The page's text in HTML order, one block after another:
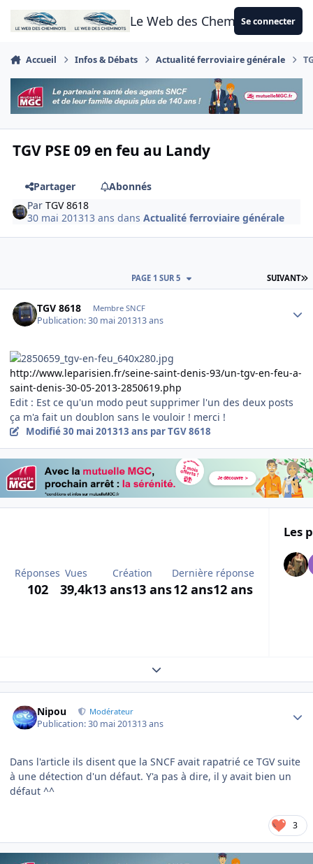
Aller au contenu
Le Web des CheminotsSe connecter
Accueil Infos & Débats Actualité ferroviaire générale
TGV PSE 09 en feu au Landy
Partager
Abonnés
ParTGV 8618
30 mai 201313 ans dansActualité ferroviaire générale
SUIVANT
PAGE 1 SUR 5
TGV 8618 Membre SNCF
Publication:30 mai 201313 ans
http://www.leparisien.fr/seine-saint-denis-93/un-tgv-en-feu-a-
saint-denis-30-05-2013-2850619.php
Edit : Est ce qu'un modo peut supprimer l'un des deux posts
ça m'a fait un doublon sans le vouloir ! merci !
Modifié30 mai 201313 ans par TGV 8618
Réponses
102
Vues
39,4k
Création
13 ans13 ans
Dernière réponse
12 ans12 ans
Les
Expand topic overview
Nipou Modérateur
Publication:30 mai 201313 ans
Dans l'article ils disent que la SNCF avait rapatrié ce TGV suite
à une détection d'un défaut. Y'a pas à dire, il y avait bien un
défaut ^^
3